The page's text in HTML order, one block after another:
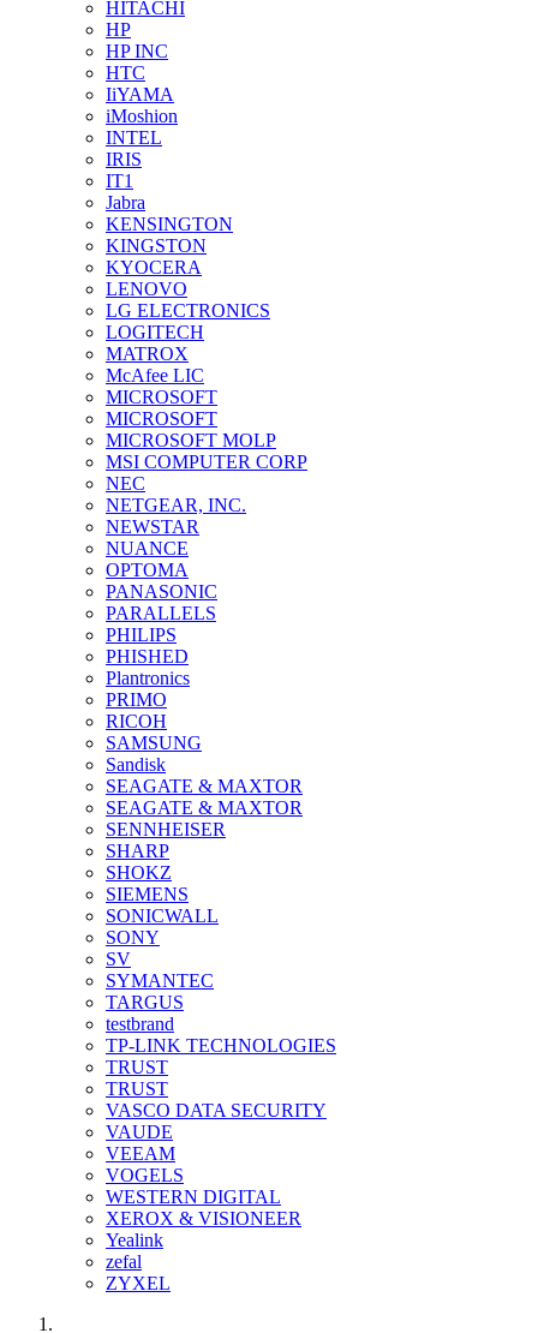
HITACHI
HP
HP INC
HTC
IiYAMA
iMoshion
INTEL
IRIS
IT1
Jabra
KENSINGTON
KINGSTON
KYOCERA
LENOVO
LG ELECTRONICS
LOGITECH
MATROX
McAfee LIC
MICROSOFT
MICROSOFT
MICROSOFT MOLP
MSI COMPUTER CORP
NEC
NETGEAR, INC.
NEWSTAR
NUANCE
OPTOMA
PANASONIC
PARALLELS
PHILIPS
PHISHED
Plantronics
PRIMO
RICOH
SAMSUNG
Sandisk
SEAGATE & MAXTOR
SEAGATE & MAXTOR
SENNHEISER
SHARP
SHOKZ
SIEMENS
SONICWALL
SONY
SV
SYMANTEC
TARGUS
testbrand
TP-LINK TECHNOLOGIES
TRUST
TRUST
VASCO DATA SECURITY
VAUDE
VEEAM
VOGELS
WESTERN DIGITAL
XEROX & VISIONEER
Yealink
zefal
ZYXEL